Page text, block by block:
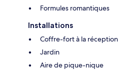
Formules romantiques
Installations
Coffre-fort à la réception
Jardin
Aire de pique-nique